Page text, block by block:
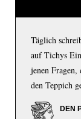
Täglich
auf Tichys
jenen
den Teppich
DEN